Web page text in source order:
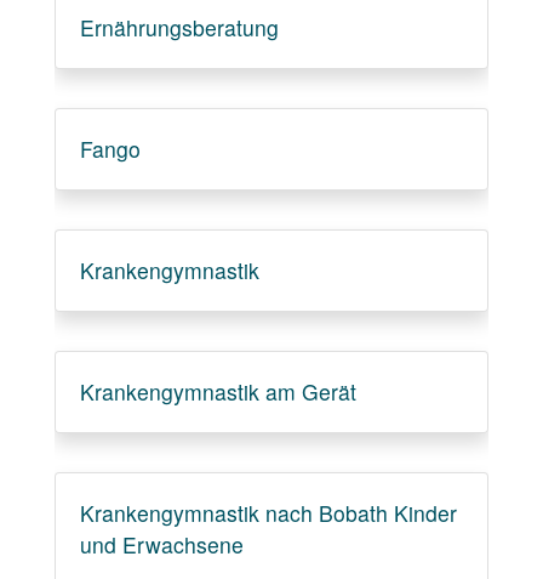
Ernährungsberatung
Fango
Krankengymnastik
Krankengymnastik am Gerät
Krankengymnastik nach Bobath Kinder
und Erwachsene